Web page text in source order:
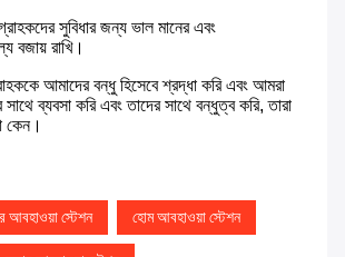
সুবিধার জন্য ভাল মানের এবং
বজায় রাখি।
আমাদের বন্ধু হিসেবে শ্রদ্ধা করি এবং আমরা
ব্যবসা করি এবং তাদের সাথে বন্ধুত্ব করি, তারা
কেন।
স্টেশন হোম আবহাওয়া স্টেশন